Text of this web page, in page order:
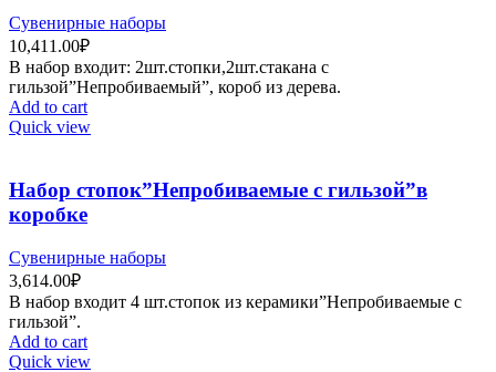
Сувенирные наборы
10,411.00₽
В набор входит: 2шт.стопки,2шт.стакана с
гильзой”Непробиваемый”, короб из дерева.
Add to cart
Quick view
Набор стопок”Непробиваемые с гильзой”в
коробке
Сувенирные наборы
3,614.00₽
В набор входит 4 шт.стопок из керамики”Непробиваемые с
гильзой”.
Add to cart
Quick view